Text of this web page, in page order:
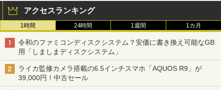
アクセスランキング
1時間 24時間 1週間 1カ月
令和のファミコンディスクシステム？安価に書き換え可能なGB
用「しましまディスクシステム」
ライカ監修カメラ搭載の6.5インチスマホ「AQUOS R9」が
39,000円！中古セール